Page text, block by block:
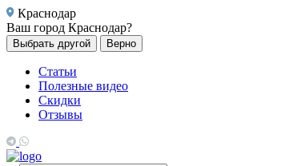
Краснодар
Ваш город Краснодар?
Выбрать другой Верно
Статьи
Полезные видео
Скидки
Отзывы